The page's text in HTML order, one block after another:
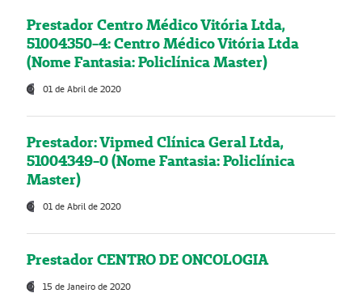
Prestador Centro Médico Vitória Ltda,
51004350-4: Centro Médico Vitória Ltda
(Nome Fantasia: Policlínica Master)
01 de Abril de 2020
Prestador: Vipmed Clínica Geral Ltda,
51004349-0 (Nome Fantasia: Policlínica
Master)
01 de Abril de 2020
Prestador CENTRO DE ONCOLOGIA
15 de Janeiro de 2020